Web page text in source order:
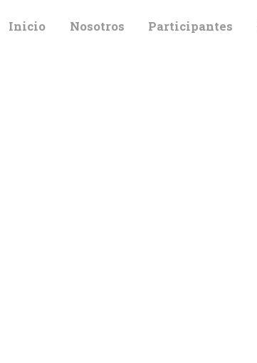
Inicio Nosotros Participantes
INICIO